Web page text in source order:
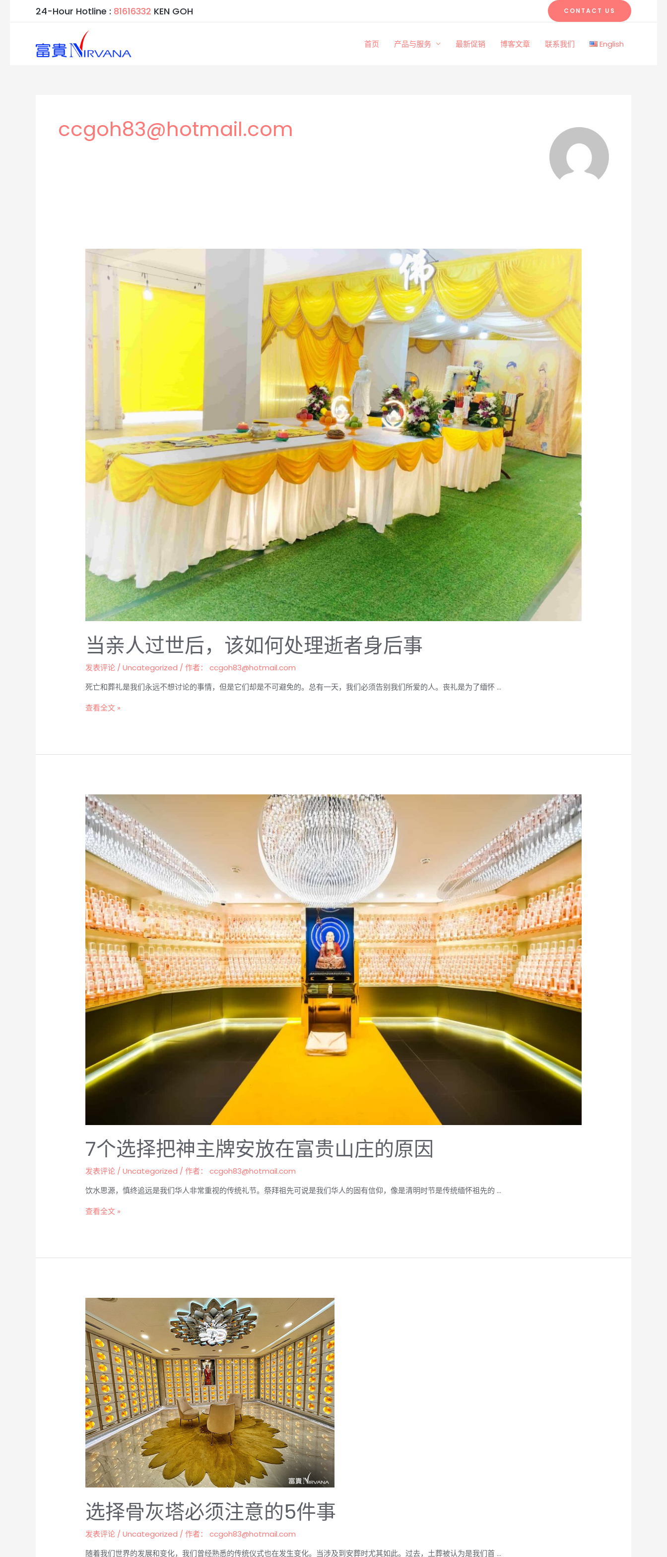
24-Hour Hotline : 81616332 KEN GOH CONTACT US
首页 产品与服务 最新促销 博客文章 联系我们 English
ccgoh83@hotmail.com
当亲人过世后，该如何处理逝者身后事
发表评论 /Uncategorized / 作者：
ccgoh83@hotmail.com
死亡和葬礼是我们永远不想讨论的事情，但是它们却是不可避免的。总有一天，我们必须告别我们所爱的人。丧礼是为了缅怀 …
当
如
身
后
查看全文 »
7个选择把神主牌安放在富贵山庄的原因
发表评论 /Uncategorized / 作者：
ccgoh83@hotmail.com
饮水思源，慎终追远是我们华人非常重视的传统礼节。祭拜祖先可说是我们华人的固有信仰，像是清明时节是传统缅怀祖先的 …
7
个
选
择
把
神
主
牌
安
放
在
富
贵
山
庄
的
原
查看全文 »
选择骨灰塔必须注意的5件事
发表评论 /Uncategorized / 作者：
ccgoh83@hotmail.com
随着我们世界的发展和变化，我们曾经熟悉的传统仪式也在发生变化。当涉及到安葬时尤其如此。过去，土葬被认为是我们首 …
择
骨
灰
塔
必
须
注
意
的
5
件
事